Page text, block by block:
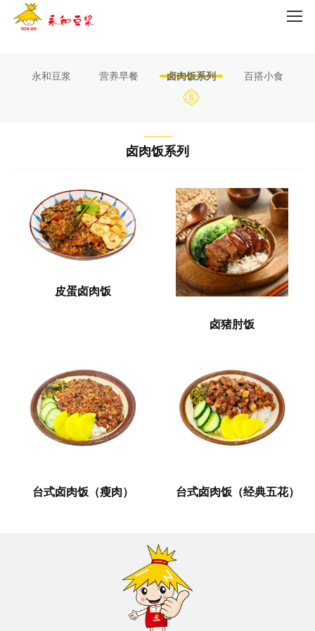
永和豆浆 营养早餐 卤肉饭系列 百搭小食
卤肉饭系列
皮蛋卤肉饭
卤猪肘饭
台式卤肉饭（瘦肉） 台式卤肉饭（经典五花）